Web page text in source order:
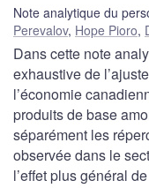
Note analytique du
Perevalov, Hope Pioro,
Dans cette note
exhaustive de
l’économie
produits de base
séparément les
observée dans le
l’effet plus général